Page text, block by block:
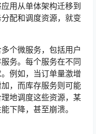
用从单体架构迁移到
配和调度资源，就变
个微服务，包括用户
务。每个服务在不同
例如，当订单量激增
，而库存服务则可能
地调度这些资源，某
下降，甚至崩溃。